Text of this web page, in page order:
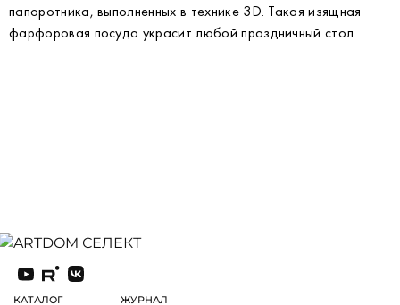
папоротника, выполненных в технике 3D. Такая изящная
фарфоровая посуда украсит любой праздничный стол.
КАТАЛОГ ЖУРНАЛ